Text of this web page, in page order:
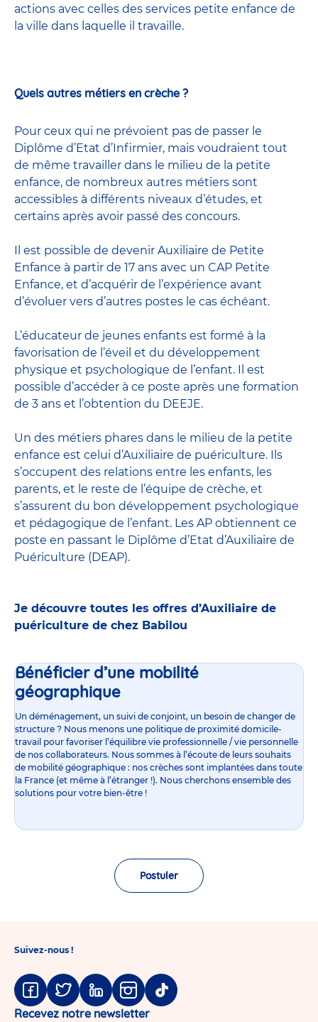
actions avec celles des services petite enfance de
la ville dans laquelle il travaille.
Quels autres métiers en crèche ?
Pour ceux qui ne prévoient pas de passer le
Diplôme d’Etat d’Infirmier, mais voudraient tout
de même travailler dans le milieu de la petite
enfance, de nombreux autres métiers sont
accessibles à différents niveaux d’études, et
certains après avoir passé des concours.
Il est possible de devenir Auxiliaire de Petite
Enfance à partir de 17 ans avec un CAP Petite
Enfance, et d’acquérir de l’expérience avant
d’évoluer vers d’autres postes le cas échéant.
L’éducateur de jeunes enfants est formé à la
favorisation de l’éveil et du développement
physique et psychologique de l’enfant. Il est
possible d’accéder à ce poste après une formation
de 3 ans et l’obtention du DEEJE.
Un des métiers phares dans le milieu de la petite
enfance est celui d’Auxiliaire de puériculture. Ils
s’occupent des relations entre les enfants, les
parents, et le reste de l’équipe de crèche, et
s’assurent du bon développement psychologique
et pédagogique de l’enfant. Les AP obtiennent ce
poste en passant le Diplôme d’Etat d’Auxiliaire de
Puériculture (DEAP).
Je découvre toutes les offres d’Auxiliaire de
puériculture de chez Babilou
Bénéficier d’une mobilité
géographique
Un déménagement, un suivi de conjoint, un besoin de changer de
structure ? Nous menons une politique de proximité domicile-
travail pour favoriser l’équilibre vie professionnelle / vie personnelle
de nos collaborateurs. Nous sommes à l’écoute de leurs souhaits
de mobilité géographique : nos crèches sont implantées dans toute
la France (et même à l’étranger !). Nous cherchons ensemble des
solutions pour votre bien-être !
Postuler
Suivez-nous !
Facebook
TwitterLinkedinInstagram
Tiktok
Recevez notre newsletter